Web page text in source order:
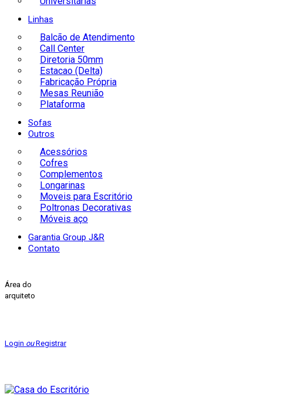
Linhas
Balcão de Atendimento
Call Center
Diretoria 50mm
Estacao (Delta)
Fabricação Própria
Mesas Reunião
Plataforma
Sofas
Outros
Acessórios
Cofres
Complementos
Longarinas
Moveis para Escritório
Poltronas Decorativas
Móveis aço
Garantia Group J&R
Contato
Área do
arquiteto
Login ouRegistrar